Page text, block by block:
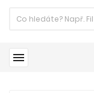
